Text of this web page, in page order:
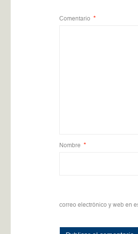
Comentario *
Nombre *
correo electrónico y web en